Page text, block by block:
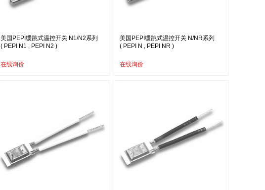
美国PEPI缓跳式温控开关 N1/N2系列
( PEPI N1 , PEPI N2 )
在线询价
美国PEPI缓跳式温控开关 N/NR系列
( PEPI N , PEPI NR )
在线询价